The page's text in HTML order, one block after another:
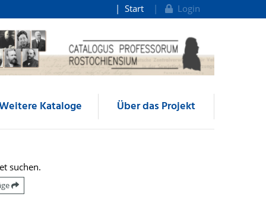
Start Login
Kataloge Über das Projekt
suchen.